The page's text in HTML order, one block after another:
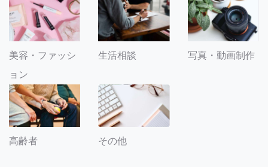
美容・ファッシ
ョン
生活相談 写真・動画制作
高齢者 その他